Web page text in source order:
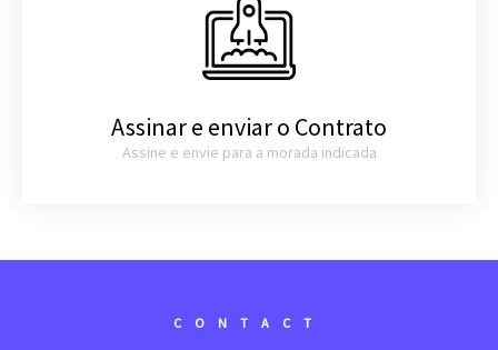
Assinar e enviar o Contrato
Assine e envie para a morada indicada
CONTACT